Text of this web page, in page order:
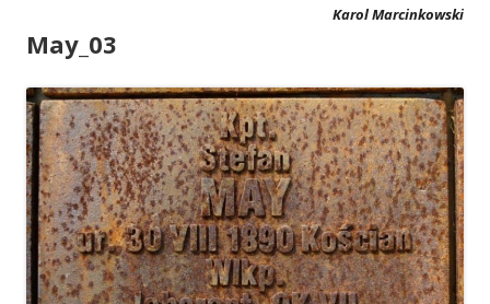
Karol Marcinkowski
May_03